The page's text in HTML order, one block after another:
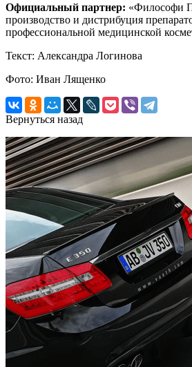
Официальный партнер: «Философи
производство и дистрибуция
профессиональной медицинской
Текст: Александра Логинова
Фото: Иван Лященко
Вернуться назад